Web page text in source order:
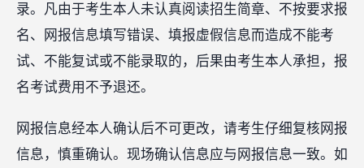
录。凡由于考生本人未认真阅读招生简章、不按要求报
名、网报信息填写错误、填报虚假信息而造成不能考
试、不能复试或不能录取的，后果由考生本人承担，报
名考试费用不予退还。
网报信息经本人确认后不可更改，请考生仔细复核网报
信息，慎重确认。现场确认信息应与网报信息一致。如